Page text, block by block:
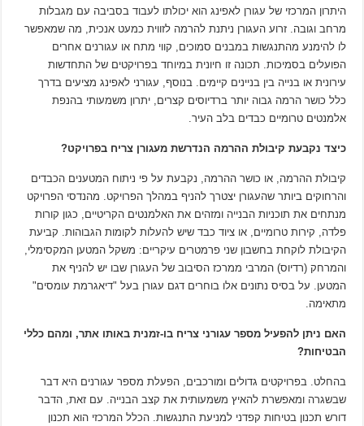
היתרון המרכזי של עגורן לאפינג הוא יכולתו לעבוד בסביבה עם מגבלות
מרחב וגובה. זרוע העגורן ניתנת להרמה לזווית כמעט אנכית, מה שמאפשר
לו להימנע מהתנגשות במבנים סמוכים, קווי מתח או עגורנים אחרים
הפועלים בסמיכות. תכונה זו חיונית במיוחד בפרויקטים של התחדשות
עירונית או בנייה בין בניינים קיימים. בנוסף, עגורני לאפינג מציעים בדרך
כלל כושר הרמה גבוה יותר ברדיוסים קצרים, יתרון משמעותי בהנפת
אלמנטים טרומיים כבדים בלב העיר.
כיצד נקבעת קיבולת ההרמה הנדרשת מעגורן צריח בפרויקט?
קיבולת ההרמה, או כושר ההרמה, נקבעת על פי ניתוח המטענים הכבדים
והרחוקים ביותר שהעגורן יצטרך להניף במהלך הפרויקט. מהנדסי הפרויקט
מנתחים את תוכניות הבנייה ומזהים את האלמנטים הקריטיים, כגון קורות
פלדה, קירות טרומיים, או ציוד כבד שיש להעלות לקומות הגבוהות. קביעת
הקיבולת לוקחת בחשבון שני פרמטרים עיקריים: משקל המטען המקסימלי,
והמרחק (רדיוס) המרבי ממרכז הסיבוב של העגורן שבו יש להניף את
המטען. על בסיס נתונים אלו בוחרים דגם עגורן בעל "דיאגרמת עומסים"
מתאימה.
האם ניתן להפעיל מספר עגורני צריח בו-זמנית באותו אתר, ומהם כללי
הבטיחות?
בהחלט. בפרויקטים גדולים ומורכבים, הפעלת מספר עגורנים היא דבר
שבשגרה ומאפשרת להאיץ משמעותית את קצב הבנייה. עם זאת, הדבר
דורש תכנון בטיחות קפדני למניעת התנגשות. הכלל המרכזי הוא תכנון